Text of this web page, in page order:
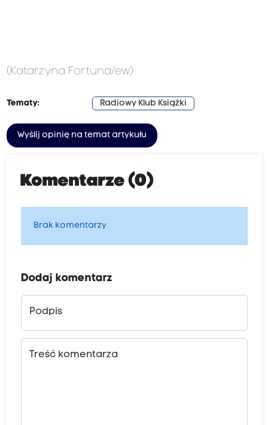
(Katarzyna Fortuna/ew)
Tematy: Radiowy Klub Książki
Wyślij opinię na temat artykułu
Komentarze (0)
Brak komentarzy
Dodaj komentarz
Podpis
Treść komentarza